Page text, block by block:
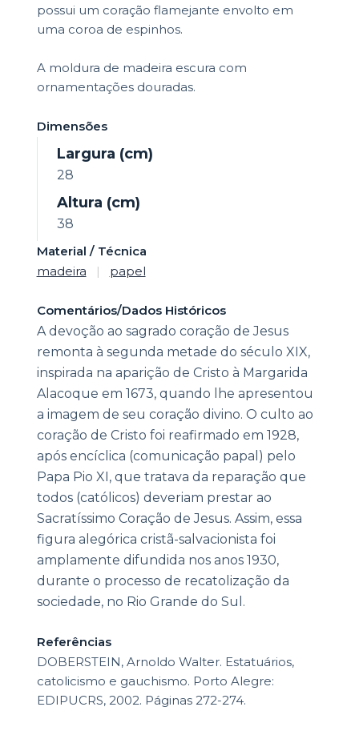
possui um coração flamejante envolto em
uma coroa de espinhos.
A moldura de madeira escura com
ornamentações douradas.
Dimensões
Largura (cm)
28
Altura (cm)
38
Material / Técnica
madeira
| papel
Comentários/Dados Históricos
A devoção ao sagrado coração de Jesus
remonta à segunda metade do século XIX,
inspirada na aparição de Cristo à Margarida
Alacoque em 1673, quando lhe apresentou
a imagem de seu coração divino. O culto ao
coração de Cristo foi reafirmado em 1928,
após encíclica (comunicação papal) pelo
Papa Pio XI, que tratava da reparação que
todos (católicos) deveriam prestar ao
Sacratíssimo Coração de Jesus. Assim, essa
figura alegórica cristã-salvacionista foi
amplamente difundida nos anos 1930,
durante o processo de recatolização da
sociedade, no Rio Grande do Sul.
Referências
DOBERSTEIN, Arnoldo Walter. Estatuários,
catolicismo e gauchismo. Porto Alegre:
EDIPUCRS, 2002. Páginas 272-274.